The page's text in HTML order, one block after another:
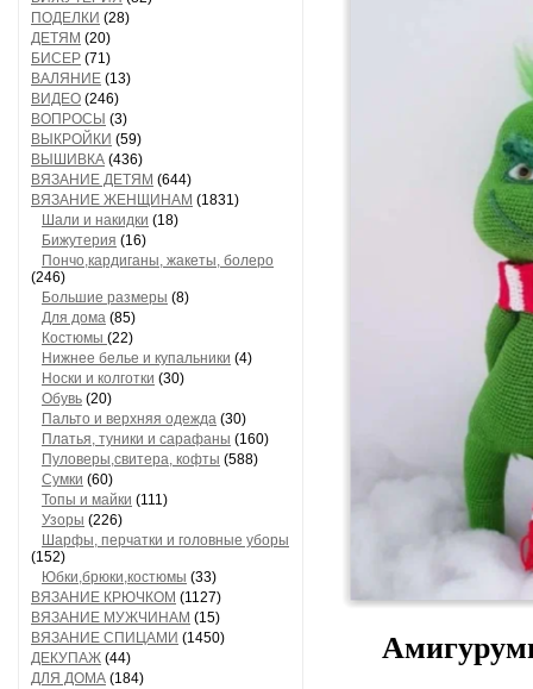
ПОДЕЛКИ (28)
ДЕТЯМ (20)
БИСЕР (71)
ВАЛЯНИЕ (13)
ВИДЕО (246)
ВОПРОСЫ (3)
ВЫКРОЙКИ (59)
ВЫШИВКА (436)
ВЯЗАНИЕ ДЕТЯМ (644)
ВЯЗАНИЕ ЖЕНЩИНАМ (1831)
Шали и накидки (18)
Бижутерия (16)
Пончо,кардиганы, жакеты, болеро
(246)
Большие размеры (8)
Для дома (85)
Костюмы (22)
Нижнее белье и купальники (4)
Носки и колготки (30)
Обувь (20)
Пальто и верхняя одежда (30)
Платья, туники и сарафаны (160)
Пуловеры,свитера, кофты (588)
Сумки (60)
Топы и майки (111)
Узоры (226)
Шарфы, перчатки и головные уборы
(152)
Юбки,брюки,костюмы (33)
ВЯЗАНИЕ КРЮЧКОМ (1127)
ВЯЗАНИЕ МУЖЧИНАМ (15)
ВЯЗАНИЕ СПИЦАМИ (1450)
ДЕКУПАЖ (44)
ДЛЯ ДОМА (184)